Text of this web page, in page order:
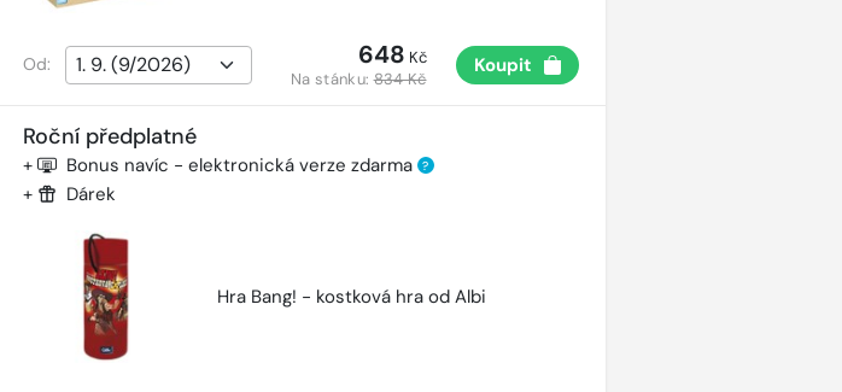
Od: 648 Kč
Na stánku:834 Kč
Koupit
Roční předplatné
+ Bonus navíc - elektronická verze zdarma ?
+ Dárek
Hra Bang! - kostková hra od Albi